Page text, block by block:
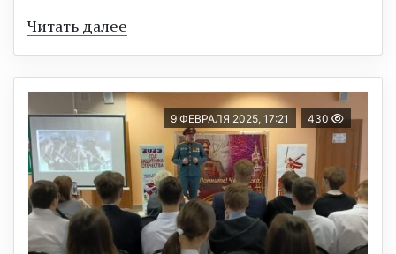
Читать далее
9 ФЕВРАЛЯ 2025, 17:21 430